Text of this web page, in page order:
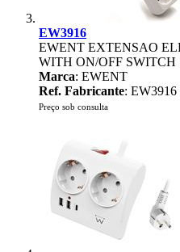
EW3916
EWENT EXTENSAO
WITH ON/OFF SWITCH
Marca: EWENT
Ref. Fabricante: EW3916
Preço sob consulta